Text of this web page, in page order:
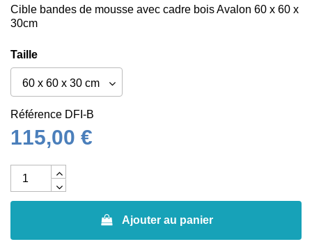
Cible bandes de mousse avec cadre bois Avalon 60 x 60 x
30cm
Taille
Référence DFI-B
115,00 €
Ajouter au panier